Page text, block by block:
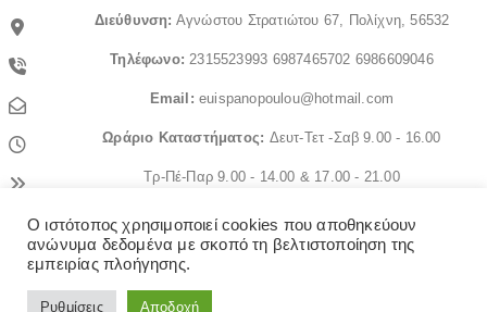
Διεύθυνση: Αγνώστου Στρατιώτου 67, Πολίχνη, 56532
Τηλέφωνο:2315523993 6987465702 6986609046
Email:euispanopoulou@hotmail.com
Ωράριο Καταστήματος: Δευτ-Τετ -Σαβ 9.00 - 16.00
Τρ-Πέ-Παρ 9.00 - 14.00 & 17.00 - 21.00
© OrthopedicaMS. 2022. All Rights Reserved
Ο ιστότοπος χρησιμοποιεί cookies που αποθηκεύουν
ανώνυμα δεδομένα με σκοπό τη βελτιστοποίηση της
εμπειρίας πλοήγησης.
Ρυθμίσεις Αποδοχή